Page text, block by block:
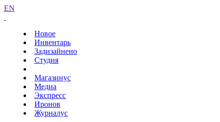
EN
Новое
Инвентарь
Задизайнено
Студия
Магазинус
Медиа
Экспресс
Иронов
Журналус